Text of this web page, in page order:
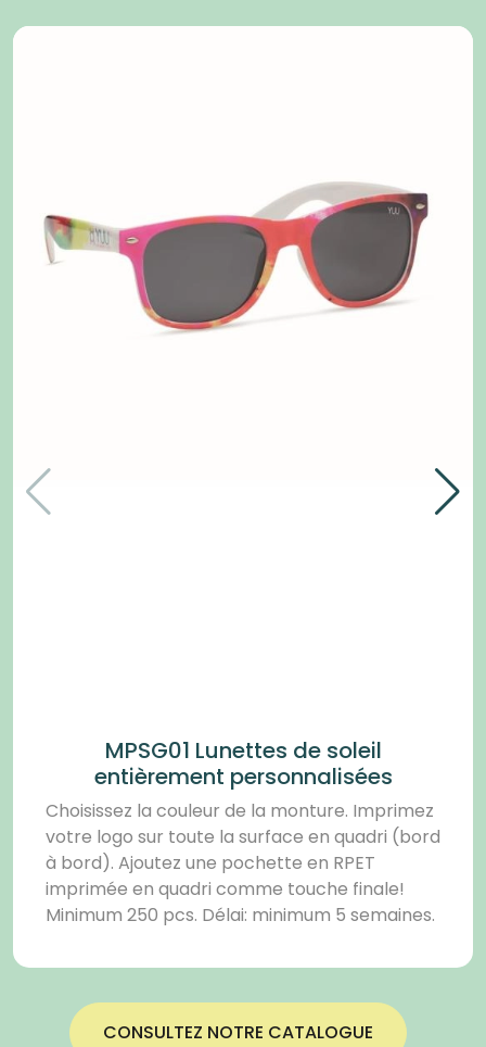
Image
MPSG01 Lunettes de soleil
entièrement personnalisées
Choisissez la couleur de la monture. Imprimez
votre logo sur toute la surface en quadri (bord
à bord). Ajoutez une pochette en RPET
imprimée en quadri comme touche finale!
Minimum 250 pcs. Délai: minimum 5 semaines.
CONSULTEZ NOTRE CATALOGUE